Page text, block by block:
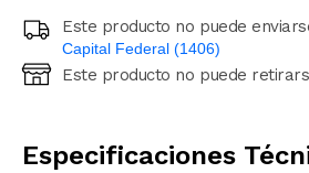
Este producto no puede
Capital Federal (1406)
Ingresá código postal (sólo
Este producto no puede
Especificaciones